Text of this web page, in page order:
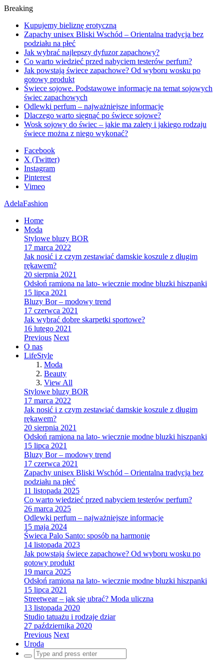
Breaking
Kupujemy bieliznę erotyczną
Zapachy unisex Bliski Wschód – Orientalna tradycja bez
podziału na płeć
Jak wybrać najlepszy dyfuzor zapachowy?
Co warto wiedzieć przed nabyciem testerów perfum?
Jak powstają świece zapachowe? Od wyboru wosku po
gotowy produkt
Świece sojowe. Podstawowe informacje na temat sojowych
świec zapachowych
Odlewki perfum – najważniejsze informacje
Dlaczego warto sięgnąć po świece sojowe?
Wosk sojowy do świec – jakie ma zalety i jakiego rodzaju
świece można z niego wykonać?
Facebook
X (Twitter)
Instagram
Pinterest
Vimeo
AdelaFashion
Home
Moda
Stylowe bluzy BOR
17 marca 2022
Jak nosić i z czym zestawiać damskie koszule z długim
rękawem?
20 sierpnia 2021
Odsłoń ramiona na lato- wiecznie modne bluzki hiszpanki
15 lipca 2021
Bluzy Bor – modowy trend
17 czerwca 2021
Jak wybrać dobre skarpetki sportowe?
16 lutego 2021
Previous Next
O nas
LifeStyle
Moda
Beauty
View All
Stylowe bluzy BOR
17 marca 2022
Jak nosić i z czym zestawiać damskie koszule z długim
rękawem?
20 sierpnia 2021
Odsłoń ramiona na lato- wiecznie modne bluzki hiszpanki
15 lipca 2021
Bluzy Bor – modowy trend
17 czerwca 2021
Zapachy unisex Bliski Wschód – Orientalna tradycja bez
podziału na płeć
11 listopada 2025
Co warto wiedzieć przed nabyciem testerów perfum?
26 marca 2025
Odlewki perfum – najważniejsze informacje
15 maja 2024
Świeca Palo Santo: sposób na harmonię
14 listopada 2023
Jak powstają świece zapachowe? Od wyboru wosku po
gotowy produkt
19 marca 2025
Odsłoń ramiona na lato- wiecznie modne bluzki hiszpanki
15 lipca 2021
Streetwear – jak się ubrać? Moda uliczna
13 listopada 2020
Studio tatuażu i rodzaje dziar
27 października 2020
Previous Next
Uroda
Search
for: